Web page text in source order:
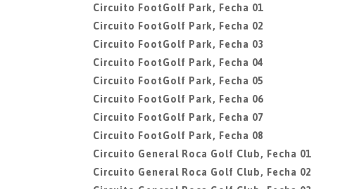
Circuito FootGolf Park, Fecha 01
Circuito FootGolf Park, Fecha 02
Circuito FootGolf Park, Fecha 03
Circuito FootGolf Park, Fecha 04
Circuito FootGolf Park, Fecha 05
Circuito FootGolf Park, Fecha 06
Circuito FootGolf Park, Fecha 07
Circuito FootGolf Park, Fecha 08
Circuito General Roca Golf Club, Fecha 01
Circuito General Roca Golf Club, Fecha 02